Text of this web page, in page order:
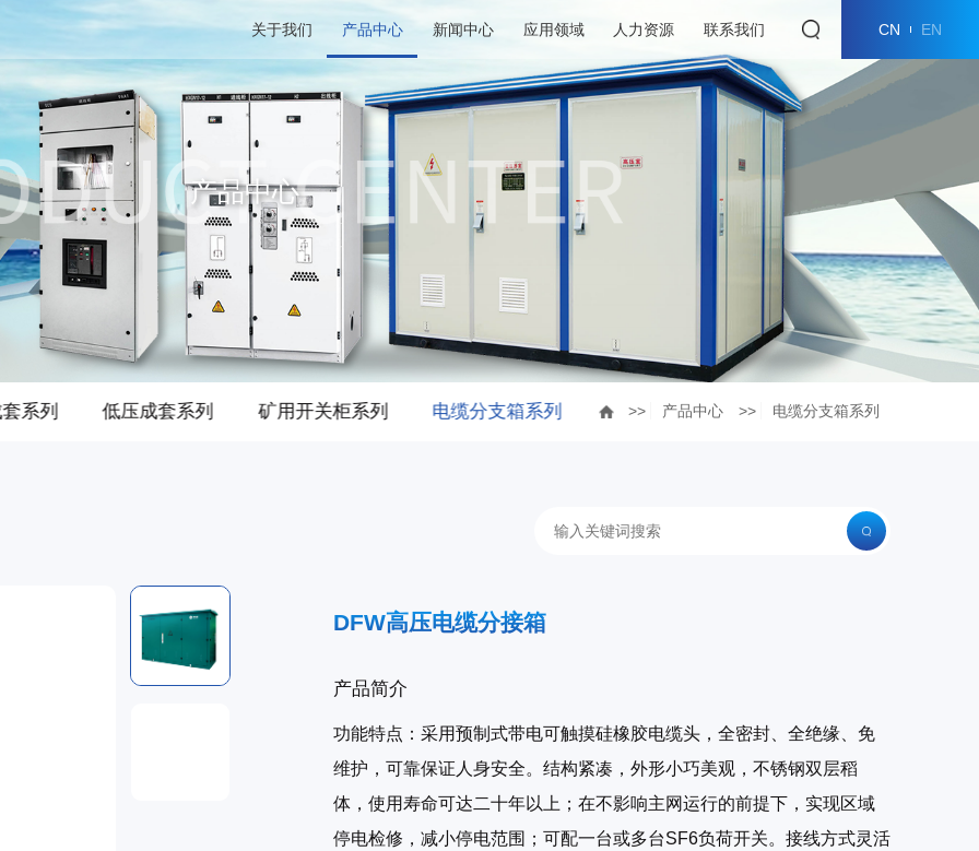
关于我们 产品中心 新闻中心 应用领域 人力资源 联系我们 CN EN
产品中心
系列 低压成套系列 矿用开关柜系列 电缆分支箱系列 >> 产品中心 >> 电缆分支箱系列
DFW高压电缆分接箱
产品简介
功能特点：采用预制式带电可触摸硅橡胶电缆头，全密封、全绝缘、免
维护，可靠保证人身安全。结构紧凑，外形小巧美观，不锈钢双层稻
体，使用寿命可达二十年以上；在不影响主网运行的前提下，实现区域
停电检修，减小停电范围；可配一台或多台SF6负荷开关。接线方式灵活